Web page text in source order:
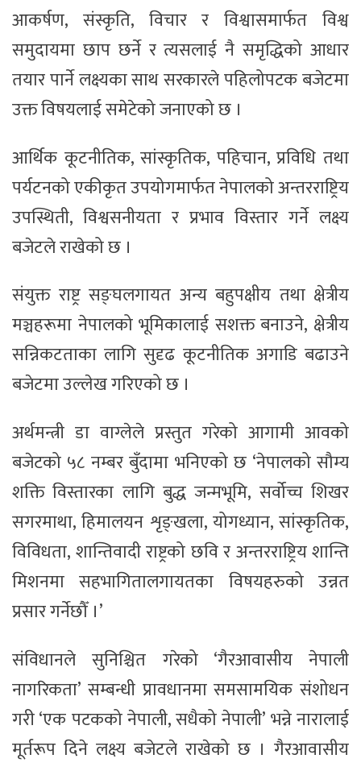
आकर्षण, संस्कृति, विचार र विश्वासमार्फत विश्व
समुदायमा छाप छर्ने र त्यसलाई नै समृद्धिको आधार
तयार पार्ने लक्ष्यका साथ सरकारले पहिलोपटक बजेटमा
उक्त विषयलाई समेटेको जनाएको छ ।
आर्थिक कूटनीतिक, सांस्कृतिक, पहिचान, प्रविधि तथा
पर्यटनको एकीकृत उपयोगमार्फत नेपालको अन्तरराष्ट्रिय
उपस्थिती, विश्वसनीयता र प्रभाव विस्तार गर्ने लक्ष्य
बजेटले राखेको छ ।
संयुक्त राष्ट्र सङ्घलगायत अन्य बहुपक्षीय तथा क्षेत्रीय
मञ्चहरूमा नेपालको भूमिकालाई सशक्त बनाउने, क्षेत्रीय
सन्निकटताका लागि सुदृढ कूटनीतिक अगाडि बढाउने
बजेटमा उल्लेख गरिएको छ ।
अर्थमन्त्री डा वाग्लेले प्रस्तुत गरेको आगामी आवको
बजेटको ५८ नम्बर बुँदामा भनिएको छ ‘नेपालको सौम्य
शक्ति विस्तारका लागि बुद्ध जन्मभूमि, सर्वोच्च शिखर
सगरमाथा, हिमालयन शृङ्खला, योगध्यान, सांस्कृतिक,
विविधता, शान्तिवादी राष्ट्रको छवि र अन्तरराष्ट्रिय शान्ति
मिशनमा सहभागितालगायतका विषयहरुको उन्नत
प्रसार गर्नेछौँ ।’
संविधानले सुनिश्चित गरेको ‘गैरआवासीय नेपाली
नागरिकता’ सम्बन्धी प्रावधानमा समसामयिक संशोधन
गरी ‘एक पटकको नेपाली, सधैको नेपाली’ भन्ने नारालाई
मूर्तरूप दिने लक्ष्य बजेटले राखेको छ । गैरआवासीय